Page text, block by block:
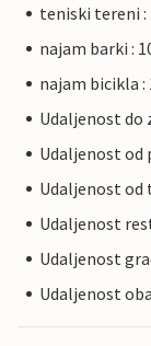
teniski tereni :
najam barki :
najam bicikla :
Udaljenost do
Udaljenost od
Udaljenost od
Udaljenost
Udaljenost
Udaljenost